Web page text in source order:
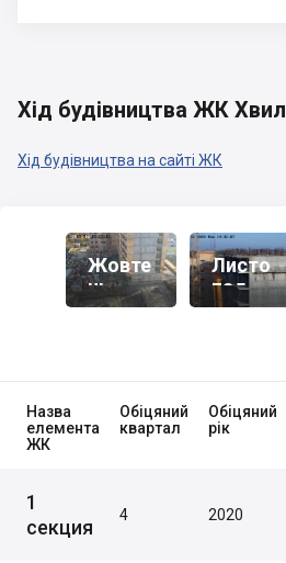
Хід будівництва ЖК
Хід будівництва на сайті ЖК
Жовте
Нь
2021
Листо
Пад
2020
Назва
елемента
ЖК
Обіцяний
квартал
Обіцяний
рік
1
секция
4 2020